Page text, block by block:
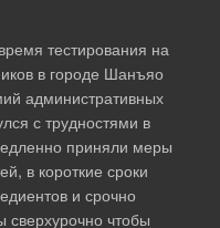
тестирования на
в городе Шанъяо
административных
с трудностями в
приняли меры
в короткие сроки
и срочно
сверхурочно чтобы